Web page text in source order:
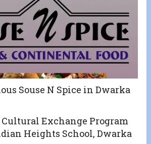
Souse N Spice in Dwarka
Exchange Program
Heights School, Dwarka